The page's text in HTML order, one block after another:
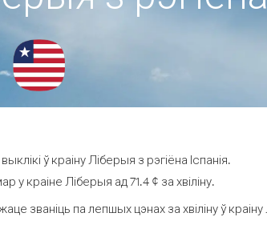
ў краіну Ліберыя з рэгіёна Іспанія.
краіне Ліберыя ад 71.4 ¢ за хвіліну.
званіць па лепшых цэнах за хвіліну ў